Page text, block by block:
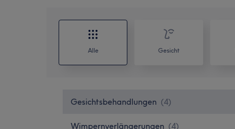
Alle Gesicht
Gesichtsbehandlungen (4)
Wimpernverlängerungen (4)